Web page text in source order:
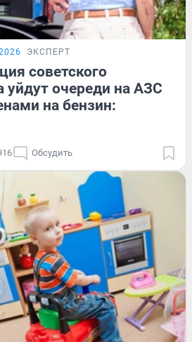
ЭКСПЕРТ
советского
уйдут очереди на АЗС
на бензин:
Обсудить